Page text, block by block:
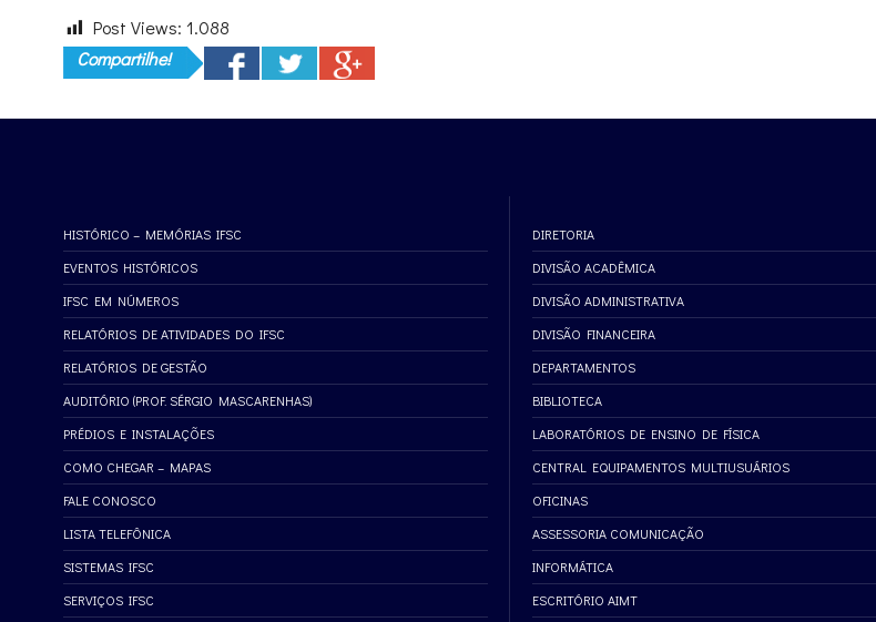
Post Views: 1.088
Compartilhe!
HISTÓRICO – MEMÓRIAS IFSC
EVENTOS HISTÓRICOS
IFSC EM NÚMEROS
RELATÓRIOS DE ATIVIDADES DO IFSC
RELATÓRIOS DE GESTÃO
AUDITÓRIO (PROF. SÉRGIO MASCARENHAS)
PRÉDIOS E INSTALAÇÕES
COMO CHEGAR – MAPAS
FALE CONOSCO
LISTA TELEFÔNICA
SISTEMAS IFSC
SERVIÇOS IFSC
DIRETORIA
DIVISÃO ACADÊMICA
DIVISÃO ADMINISTRATIVA
DIVISÃO FINANCEIRA
DEPARTAMENTOS
BIBLIOTECA
LABORATÓRIOS DE ENSINO DE FÍSICA
CENTRAL EQUIPAMENTOS MULTIUSUÁRIOS
OFICINAS
ASSESSORIA COMUNICAÇÃO
INFORMÁTICA
ESCRITÓRIO AIMT